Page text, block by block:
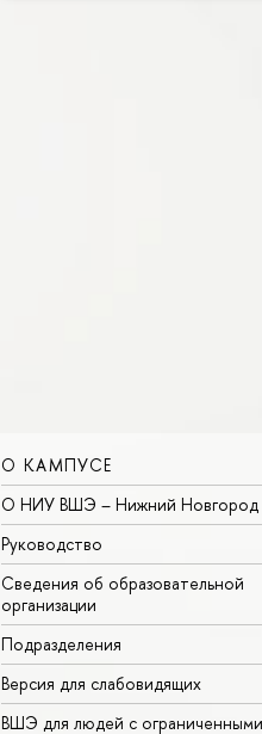
О КАМПУСЕ
О НИУ ВШЭ – Нижний Новгород
Руководство
Сведения об образовательной
организации
Подразделения
Версия для слабовидящих
ВШЭ для людей с ограниченными